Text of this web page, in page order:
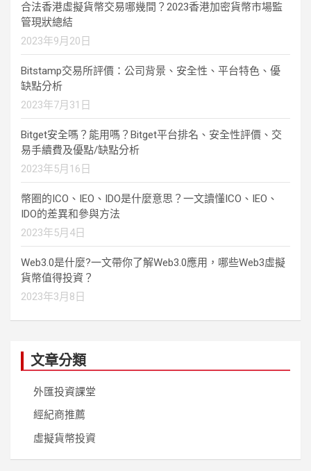
合法香港虛擬貨幣交易哪幾間？2023香港加密貨幣市場監
管現狀總結
2023年9月20日
Bitstamp交易所評價：公司背景、安全性、平台特色、優
缺點分析
2023年7月31日
Bitget安全嗎？能用嗎？Bitget平台排名、安全性評價、交
易手續費及優點/缺點分析
2023年5月16日
幣圈的ICO、IEO、IDO是什麼意思？一文讀懂ICO、IEO、
IDO的差異和參與方法
2023年5月4日
Web3.0是什麼?一文帶你了解Web3.0應用，哪些Web3虛擬
貨幣值得投資？
2023年3月8日
文章分類
外匯投資課堂
經紀商推薦
虛擬貨幣投資